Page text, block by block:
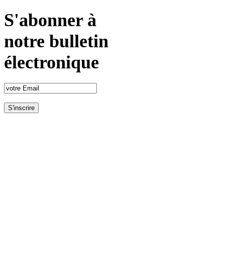
S'abonner à
notre bulletin
électronique